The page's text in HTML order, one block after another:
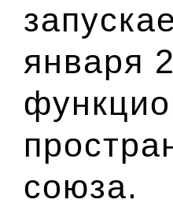
января
союза.